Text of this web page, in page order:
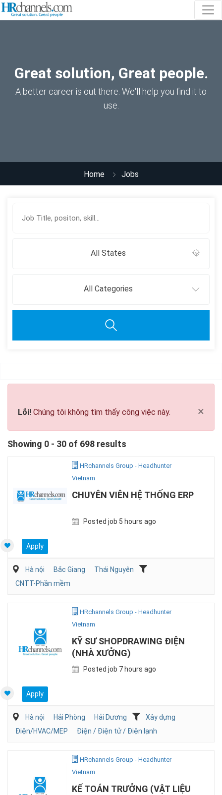
Great solution, Great people.
A better career is out there. We'll help you find it to
use.
Home Jobs
All States
All Categories
×
Lỗi! Chúng tôi không tìm thấy công việc này.
Showing 0 - 30 of 698 results
HRchannels Group - Headhunter
Vietnam
CHUYÊN VIÊN HỆ THỐNG ERP
Posted job 5 hours ago
Apply
Hà nội Bắc Giang
Thái Nguyên
CNTT-Phần mềm
HRchannels Group - Headhunter
Vietnam
KỸ SƯ SHOPDRAWING ĐIỆN
(NHÀ XƯỞNG)
Posted job 7 hours ago
Apply
Hà nội Hải Phòng Hải Dương
Xây dựng
Điện/HVAC/MEP
Điện / Điện tử / Điện lạnh
HRchannels Group - Headhunter
Vietnam
KẾ TOÁN TRƯỞNG (VẬT LIỆU